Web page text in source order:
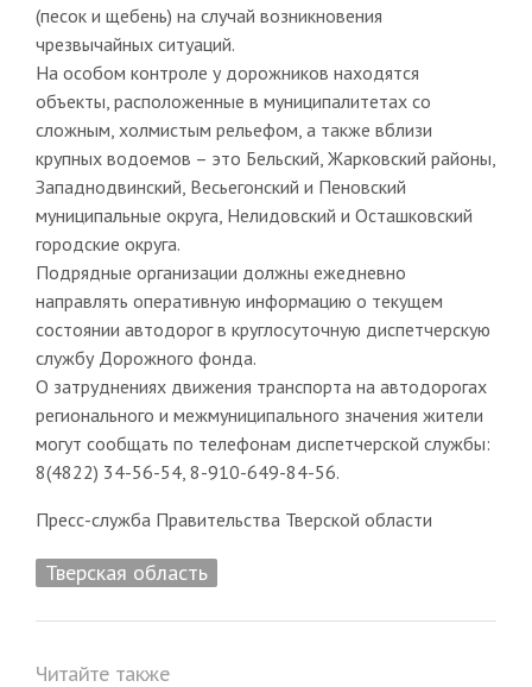
(песок и щебень) на случай возникновения
чрезвычайных ситуаций.
На особом контроле у дорожников находятся
объекты, расположенные в муниципалитетах со
сложным, холмистым рельефом, а также вблизи
крупных водоемов – это Бельский, Жарковский районы,
Западнодвинский, Весьегонский и Пеновский
муниципальные округа, Нелидовский и Осташковский
городские округа.
Подрядные организации должны ежедневно
направлять оперативную информацию о текущем
состоянии автодорог в круглосуточную диспетчерскую
службу Дорожного фонда.
О затруднениях движения транспорта на автодорогах
регионального и межмуниципального значения жители
могут сообщать по телефонам диспетчерской службы:
8(4822) 34-56-54, 8-910-649-84-56.
Пресс-служба Правительства Тверской области
Тверская область
Читайте также